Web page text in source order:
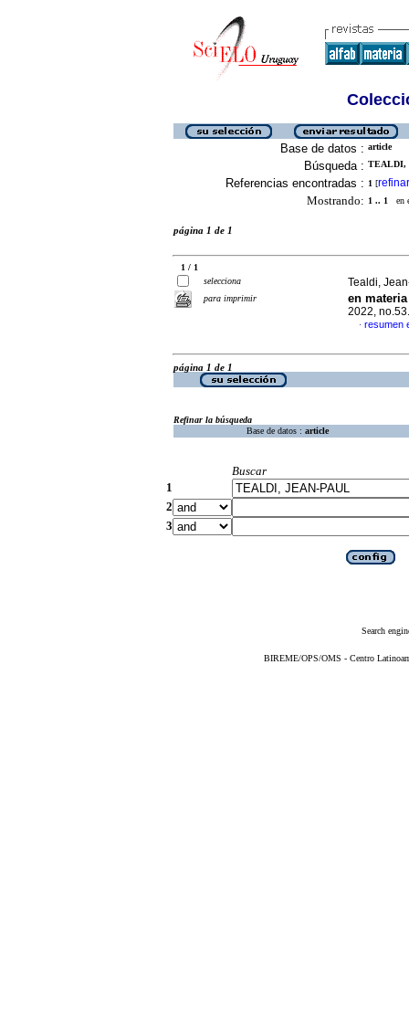
Base de datos : article
Búsqueda : TEALDI,
Referencias encontradas : 1 [refinar
Mostrando: 1 .. 1 en
página 1 de 1
1 / 1
selecciona
para imprimir
Tealdi,
en
2022,
· resumen
página 1 de 1
Refinar la búsqueda
Base de datos : article
Buscar
1
2
3
Search
BIREME/OPS/OMS - Centro